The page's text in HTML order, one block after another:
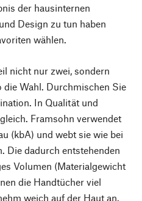
der hausinternen
Design zu tun haben
wählen.
nicht nur zwei, sondern
die Wahl. Durchmischen Sie
In Qualität und
Framsohn verwendet
(kbA) und webt sie wie bei
Die dadurch entstehenden
Volumen (Materialgewicht
die Handtücher viel
weich auf der Haut an.